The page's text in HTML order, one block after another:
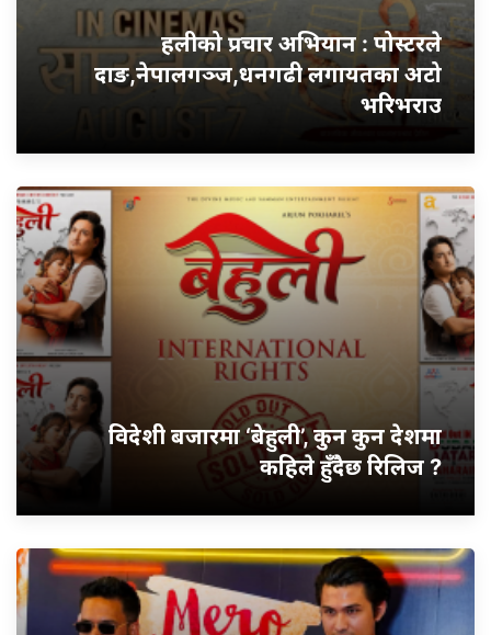
हलीको प्रचार अभियान : पोस्टरले
दाङ,नेपालगञ्ज,धनगढी लगायतका अटो
भरिभराउ
विदेशी बजारमा ‘बेहुली’, कुन कुन देशमा
कहिले हुँदैछ रिलिज ?